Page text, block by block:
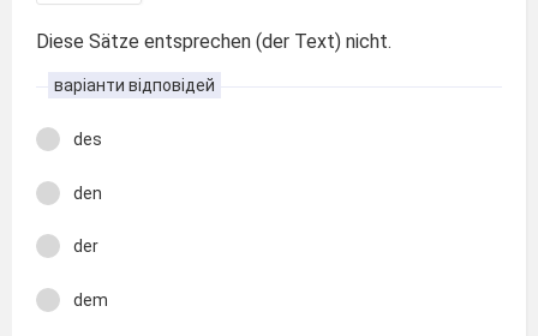
Diese Sätze entsprechen (der Text) nicht.
варіанти відповідей
des
den
der
dem